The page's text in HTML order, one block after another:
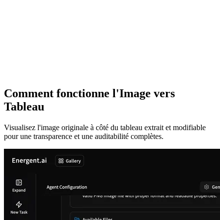
Comment fonctionne l'Image vers
Tableau
Visualisez l'image originale à côté du tableau extrait et modifiable
pour une transparence et une auditabilité complètes.